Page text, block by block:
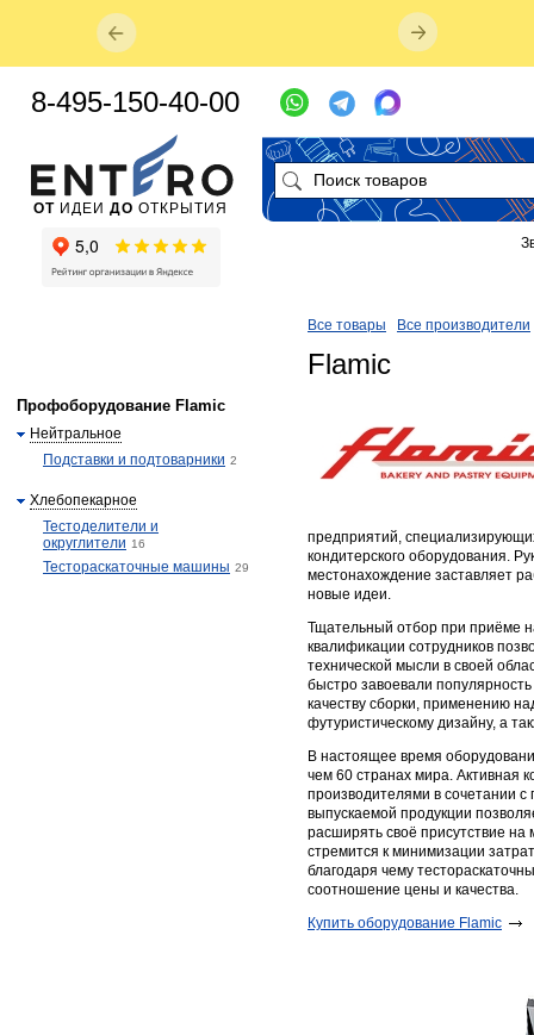
Все товары Все производители
Flamic
предприятий,
кондитерского оборудования.
местонахождение заставляет
новые идеи.
Тщательный отбор при приёме
квалификации сотрудников
технической мысли в своей
быстро завоевали
качеству сборки, применению
футуристическому дизайну, а
В настоящее время
чем 60 странах мира. Активная
производителями в сочетании
выпускаемой продукции
расширять своё присутствие
стремится к минимизации
благодаря чему
соотношение цены и качества.
Купить оборудование Flamic
Профоборудование Flamic
Нейтральное
Подставки и подтоварники 2
Хлебопекарное
Тестоделители и
округлители 16
Тестораскаточные машины 29
ОТ ИДЕИ ДО ОТКРЫТИЯ
8-495-150-40-00